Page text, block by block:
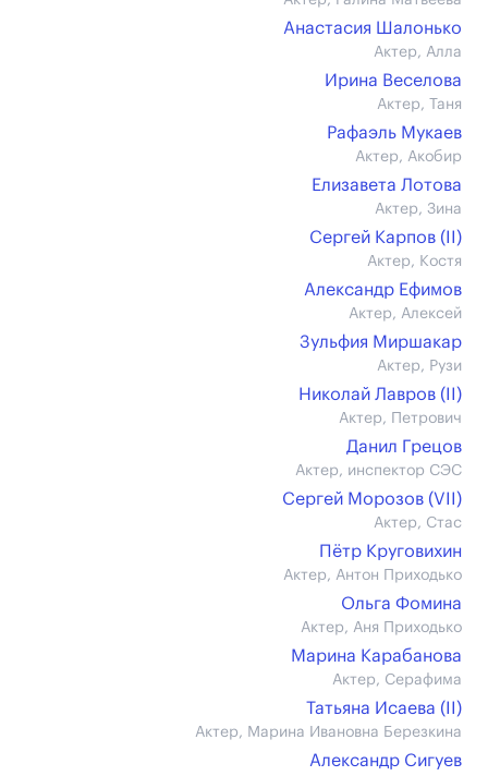
Анастасия Шалонько
Актер, Алла
Ирина Веселова
Актер, Таня
Рафаэль Мукаев
Актер, Акобир
Елизавета Лотова
Актер, Зина
Сергей Карпов (II)
Актер, Костя
Александр Ефимов
Актер, Алексей
Зульфия Миршакар
Актер, Рузи
Николай Лавров (II)
Актер, Петрович
Данил Грецов
Актер, инспектор СЭС
Сергей Морозов (VII)
Актер, Стас
Пётр Круговихин
Актер, Антон Приходько
Ольга Фомина
Актер, Аня Приходько
Марина Карабанова
Актер, Серафима
Татьяна Исаева (II)
Актер, Марина Ивановна Березкина
Александр Сигуев